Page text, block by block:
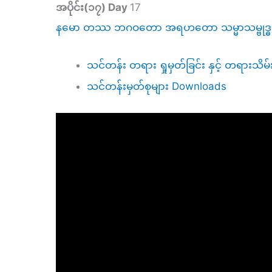
အပိုင်း(၁၇) Day 17
နမော တဿ ဘဂဝတော အရဟတော သမ္မာသမ္ဗု
သင်တန်း တရား ရှုမှတ်ခြင်း နှင့် တရားသိမ်
သင်တန်းမှတ်စုများ Downloads